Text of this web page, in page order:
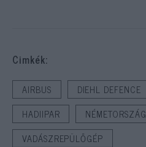
Cimkék:
AIRBUS DIEHL DEFENCE
HADIIPAR
NÉMETORSZÁG
VADÁSZREPÜLŐGÉP